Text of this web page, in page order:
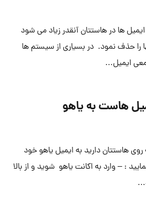
ها در هاستتان آنقدر زیاد می شود
را حذف نمود. در بسیاری از سیستم ها
ایمیل…
هاست به یاهو
روی هاستتان دارید به ایمیل یاهو خود
: – وارد به اکانت یاهو شوید و از بالا